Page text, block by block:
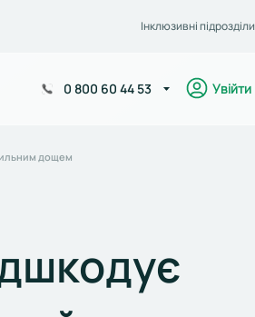
Інклюзивні підрозділи
0 800 60 44 53 Увійти
дощем